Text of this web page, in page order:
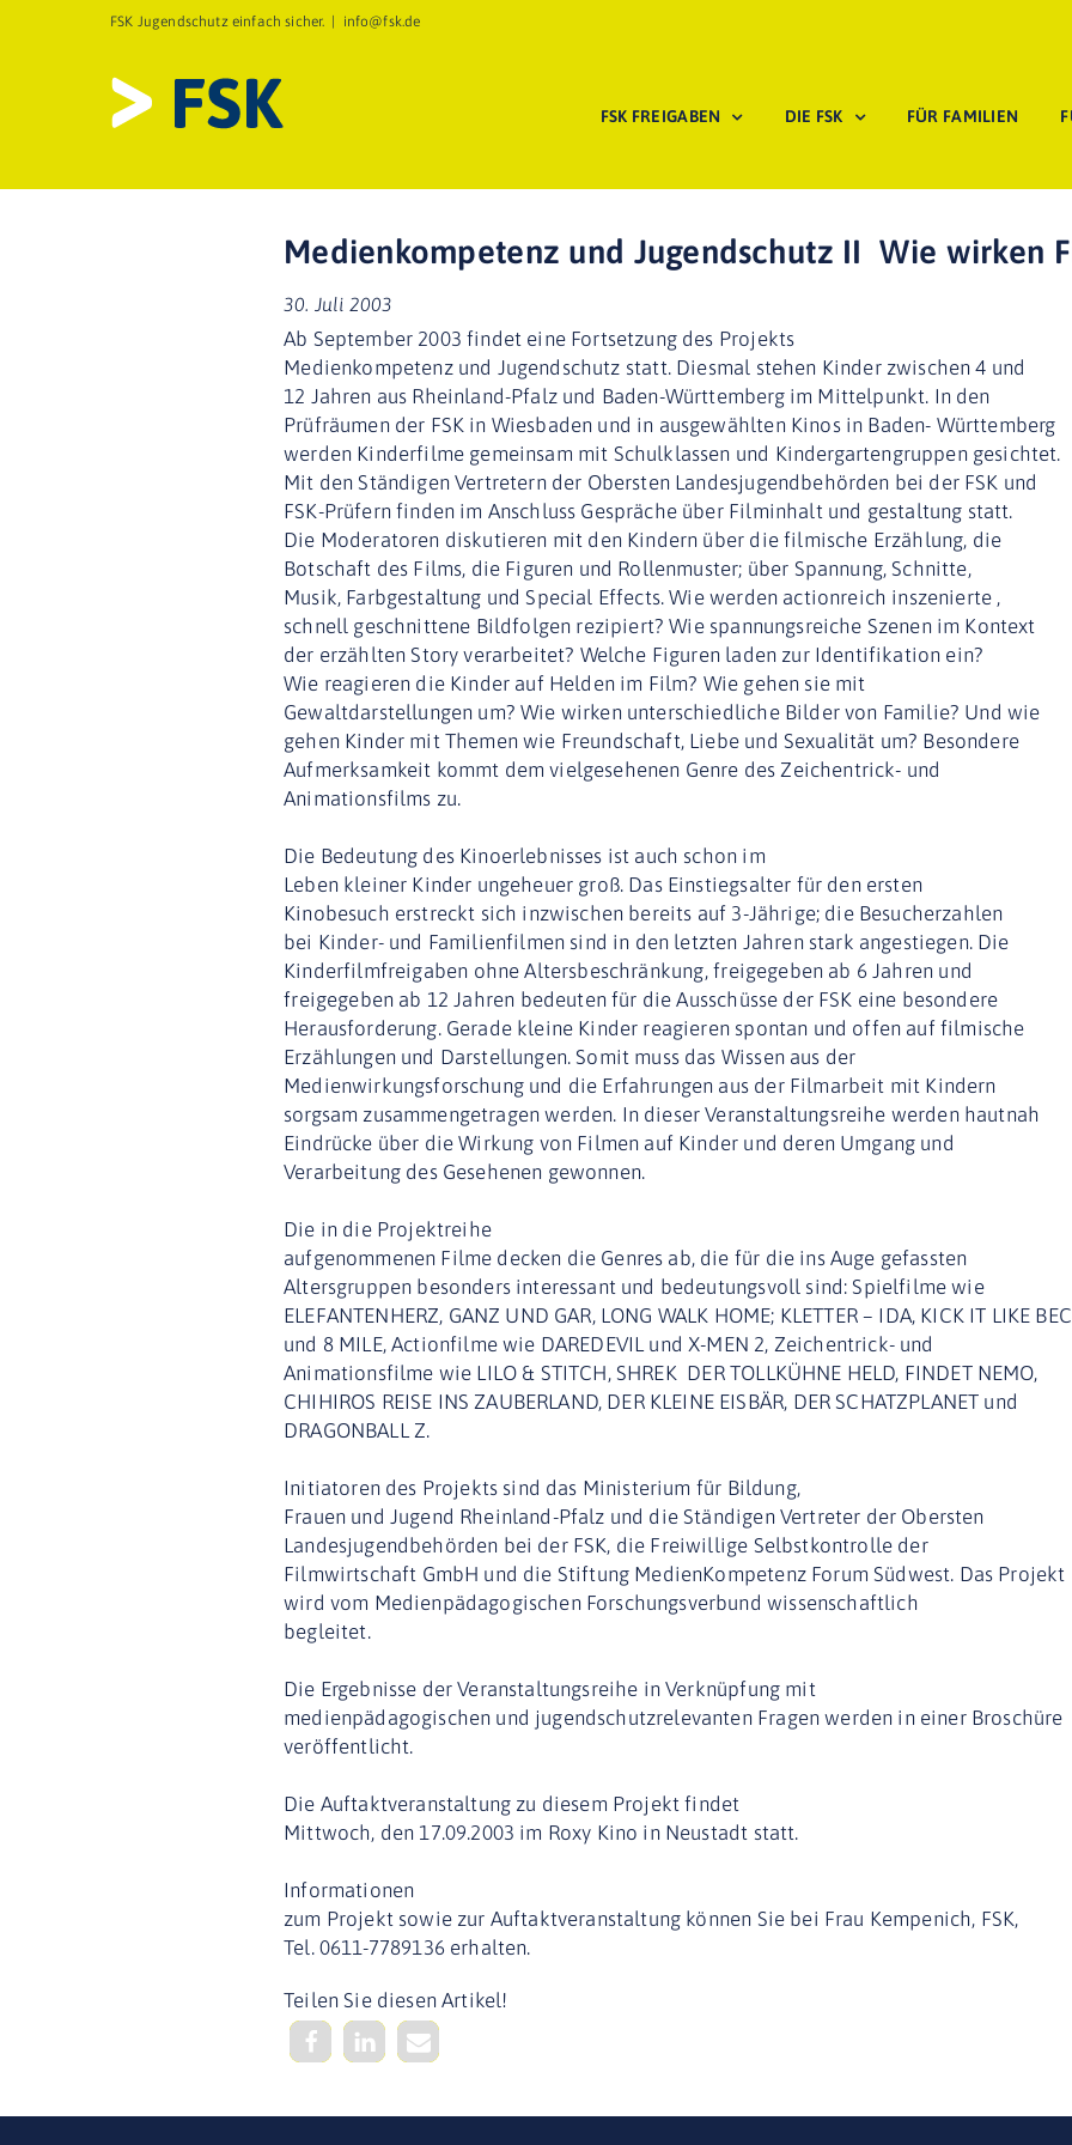
FSK Jugendschutz einfach sicher. info@fsk.de
FSK FREIGABEN DIE FSK FÜR FAMILIEN
Medienkompetenz und Jugendschutz II  Wie wirken
30. Juli 2003
Ab September 2003 findet eine Fortsetzung des Projekts
Medienkompetenz und Jugendschutz statt. Diesmal stehen Kinder zwischen 4 und
12 Jahren aus Rheinland-Pfalz und Baden-Württemberg im Mittelpunkt. In den
Prüfräumen der FSK in Wiesbaden und in ausgewählten Kinos in Baden- Württemberg
werden Kinderfilme gemeinsam mit Schulklassen und Kindergartengruppen gesichtet.
Mit den Ständigen Vertretern der Obersten Landesjugendbehörden bei der FSK und
FSK-Prüfern finden im Anschluss Gespräche über Filminhalt und gestaltung statt.
Die Moderatoren diskutieren mit den Kindern über die filmische Erzählung, die
Botschaft des Films, die Figuren und Rollenmuster; über Spannung, Schnitte,
Musik, Farbgestaltung und Special Effects. Wie werden actionreich inszenierte ,
schnell geschnittene Bildfolgen rezipiert? Wie spannungsreiche Szenen im Kontext
der erzählten Story verarbeitet? Welche Figuren laden zur Identifikation ein?
Wie reagieren die Kinder auf Helden im Film? Wie gehen sie mit
Gewaltdarstellungen um? Wie wirken unterschiedliche Bilder von Familie? Und wie
gehen Kinder mit Themen wie Freundschaft, Liebe und Sexualität um? Besondere
Aufmerksamkeit kommt dem vielgesehenen Genre des Zeichentrick- und
Animationsfilms zu.
Die Bedeutung des Kinoerlebnisses ist auch schon im
Leben kleiner Kinder ungeheuer groß. Das Einstiegsalter für den ersten
Kinobesuch erstreckt sich inzwischen bereits auf 3-Jährige; die Besucherzahlen
bei Kinder- und Familienfilmen sind in den letzten Jahren stark angestiegen. Die
Kinderfilmfreigaben ohne Altersbeschränkung, freigegeben ab 6 Jahren und
freigegeben ab 12 Jahren bedeuten für die Ausschüsse der FSK eine besondere
Herausforderung. Gerade kleine Kinder reagieren spontan und offen auf filmische
Erzählungen und Darstellungen. Somit muss das Wissen aus der
Medienwirkungsforschung und die Erfahrungen aus der Filmarbeit mit Kindern
sorgsam zusammengetragen werden. In dieser Veranstaltungsreihe werden hautnah
Eindrücke über die Wirkung von Filmen auf Kinder und deren Umgang und
Verarbeitung des Gesehenen gewonnen.
Die in die Projektreihe
aufgenommenen Filme decken die Genres ab, die für die ins Auge gefassten
Altersgruppen besonders interessant und bedeutungsvoll sind: Spielfilme wie
ELEFANTENHERZ, GANZ UND GAR, LONG WALK HOME; KLETTER – IDA, KICK IT LIKE
und 8 MILE, Actionfilme wie DAREDEVIL und X-MEN 2, Zeichentrick- und
Animationsfilme wie LILO & STITCH, SHREK  DER TOLLKÜHNE HELD, FINDET NEMO,
CHIHIROS REISE INS ZAUBERLAND, DER KLEINE EISBÄR, DER SCHATZPLANET und
DRAGONBALL Z.
Initiatoren des Projekts sind das Ministerium für Bildung,
Frauen und Jugend Rheinland-Pfalz und die Ständigen Vertreter der Obersten
Landesjugendbehörden bei der FSK, die Freiwillige Selbstkontrolle der
Filmwirtschaft GmbH und die Stiftung MedienKompetenz Forum Südwest. Das Projekt
wird vom Medienpädagogischen Forschungsverbund wissenschaftlich
begleitet.
Die Ergebnisse der Veranstaltungsreihe in Verknüpfung mit
medienpädagogischen und jugendschutzrelevanten Fragen werden in einer Broschüre
veröffentlicht.
Die Auftaktveranstaltung zu diesem Projekt findet
Mittwoch, den 17.09.2003 im Roxy Kino in Neustadt statt.
Informationen
zum Projekt sowie zur Auftaktveranstaltung können Sie bei Frau Kempenich, FSK,
Tel. 0611-7789136 erhalten.
Teilen Sie diesen Artikel!